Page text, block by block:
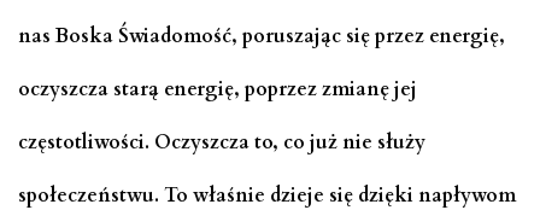
nas Boska Świadomość, poruszając się przez energię,
oczyszcza starą energię, poprzez zmianę jej
częstotliwości. Oczyszcza to, co już nie służy
społeczeństwu. To właśnie dzieje się dzięki napływom